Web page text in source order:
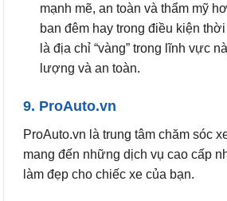
mạnh mẽ, an toàn và thẩm mỹ
ban đêm hay trong điều kiện
là địa chỉ “vàng” trong lĩnh vực
lượng và an toàn.
9. ProAuto.vn
ProAuto.vn là trung tâm chăm sóc
mang đến những dịch vụ cao cấp
làm đẹp cho chiếc xe của bạn.